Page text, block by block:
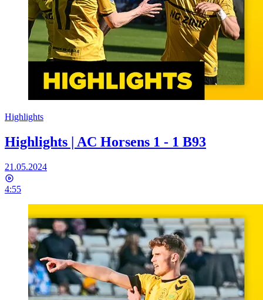
Highlights
Highlights | AC Horsens 1 - 1 B93
21.05.2024
4:55